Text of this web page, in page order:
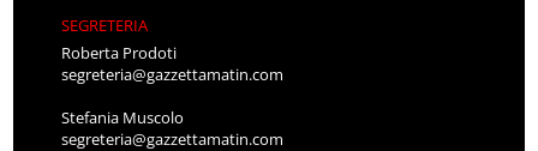
SEGRETERIA
Roberta Prodoti
segreteria@gazzettamatin.com
Stefania Muscolo
segreteria@gazzettamatin.com